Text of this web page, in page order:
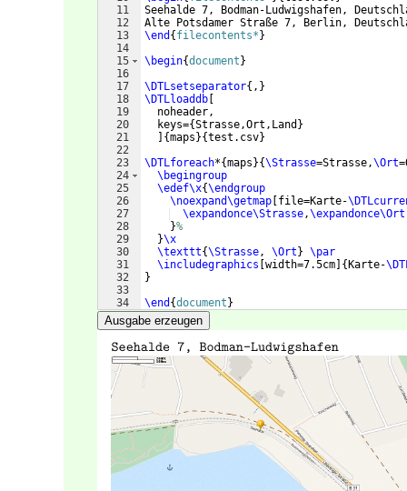
11
12
13
14
15
16
17
18
19
20
21
22
23
24
25
26
27
28
29
30
31
32
33
34
Seehalde 7, Bodman-Ludwigshafen,
Alte Potsdamer Straße 7, Berlin,
\end { filecontents* }
\begin{document }
\DTLsetseparator{ , }
\DTLloaddb
  noheader,
  keys=
{Strasse,Ort,Land }
{maps }{test.csv}
\DTLforeach*{maps }{\Strasse=Strasse,\Ort
\begingroup
\edef\x{\endgroup
\noexpand\getmap file=Karte-
\expandonce\Strasse,\expandonce\Ort
}%
}\x
\texttt{\Strasse, \Ort } \par
\includegraphics width=7.5cm { Karte-
}
\end {document }
Ausgabe erzeugen